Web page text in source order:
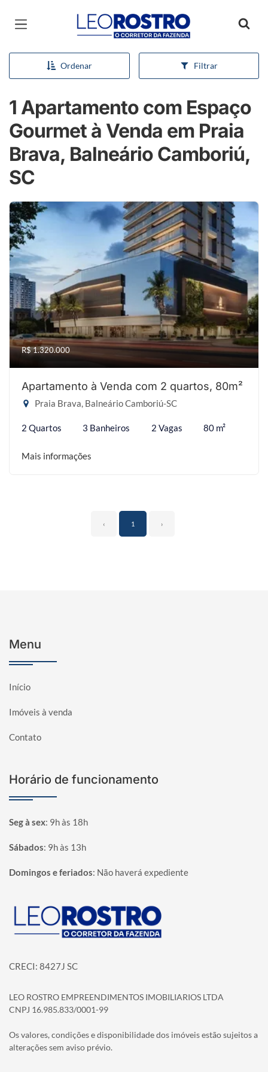
Página inicial
Ordenar Filtrar
1 Apartamento com Espaço
Gourmet à Venda em Praia
Brava, Balneário Camboriú,
SC
R$ 1.320.000
Apartamento à Venda com 2 quartos, 80m²
Praia Brava, Balneário Camboriú-SC
2 Quartos 3 Banheiros 2 Vagas 80 m²
Mais informações
‹ 1 ›
Menu
Início
Imóveis à venda
Contato
Horário de funcionamento
Seg à sex: 9h às 18h
Sábados: 9h às 13h
Domingos e feriados: Não haverá expediente
Página inicial
CRECI: 8427J SC
LEO ROSTRO EMPREENDIMENTOS IMOBILIARIOS LTDA
CNPJ 16.985.833/0001-99
Os valores, condições e disponibilidade dos imóveis estão sujeitos a
alterações sem aviso prévio.